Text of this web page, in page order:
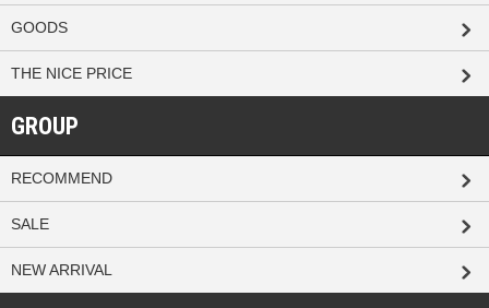
GOODS
THE NICE PRICE
GROUP
RECOMMEND
SALE
NEW ARRIVAL